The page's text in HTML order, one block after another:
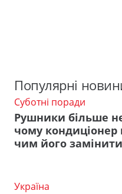
Популярні
Суботні поради
Рушники більше
чому кондиціонер
чим його замінити
Україна